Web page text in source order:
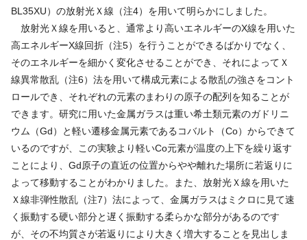
BL35XU）の放射光Ｘ線（注4）を用いて明らかにしました。
放射光Ｘ線を用いると、通常より高いエネルギーのX線を用いた
高エネルギーX線回折（注5）を行うことができるばかりでなく、
そのエネルギーを細かく変化させることができ、それによってＸ
線異常散乱（注6）法を用いて構成元素による散乱の強さをコント
ロールでき、それぞれの元素のまわりの原子の配列を知ることが
できます。研究に用いた金属ガラスは重い希土類元素のガドリニ
ウム（Gd）と軽い遷移金属元素であるコバルト（Co）からできて
いるのですが、この実験より軽いCo元素が温度の上下を繰り返す
ことにより、Gd原子の直近の位置からやや離れた場所に若返りに
よって移動することがわかりました。また、放射光Ｘ線を用いた
Ｘ線非弾性散乱（注7）法によって、金属ガラスはミクロに見て速
く振動する硬い部分と遅く振動する柔らかな部分があるのです
が、その不均質さが若返りにより大きく増大することを見出しま